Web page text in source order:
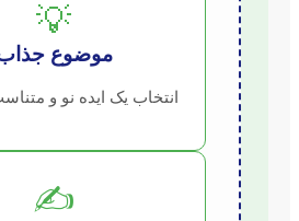
💡
موضوع
انتخاب یک ایده نو و
✍️